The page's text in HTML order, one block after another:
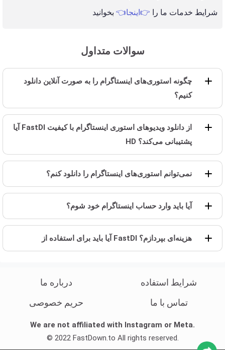
شرایط خدمات ما را 👉اینجا👈 بخوانید
سوالات متداول
چگونه استوری‌های اینستاگرام را به صورت آنلاین دانلود
کنیم؟
آیا FastDl از دانلود ویدیوهای استوری اینستاگرام با کیفیت
HD پشتیبانی می‌کند؟
نمی‌توانم استوری‌های اینستاگرام را دانلود کنم؟
آیا باید وارد حساب اینستاگرام خود شوم؟
آیا باید برای استفاده از FastDl هزینه‌ای بپردازم؟
درباره ما
شرایط استفاده
حریم خصوصی
تماس با ما
We are not affiliated with Instagram or Meta.
© 2022 FastDown.to All rights reserved.